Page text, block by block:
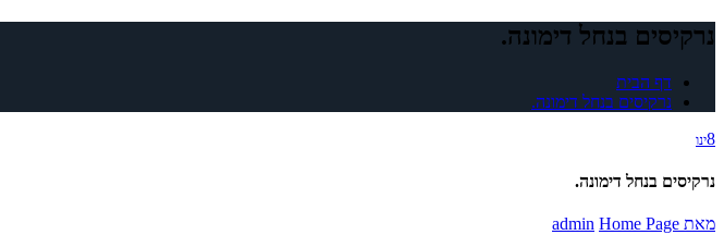
נרקיסים בנחל דימונה.
דף הבית
נרקיסים בנחל דימונה.
8ינו
נרקיסים בנחל דימונה.
מאת admin Home Page